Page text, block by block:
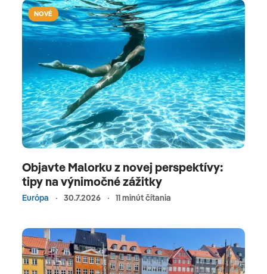
NOVÉ
Objavte Malorku z novej perspektívy:
tipy na výnimočné zážitky
Európa 30.7.2026 11 minút čítania